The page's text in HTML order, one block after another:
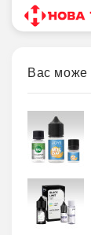
Вас може